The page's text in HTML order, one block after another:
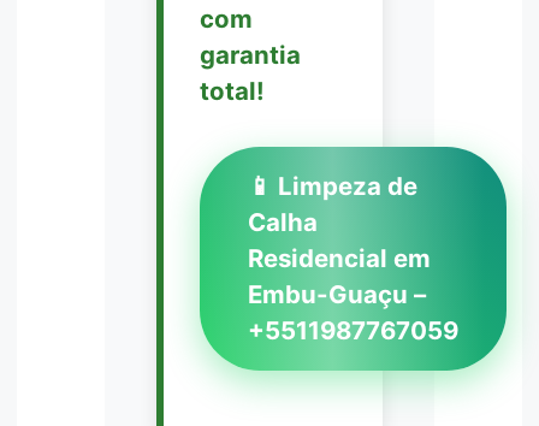
com
garantia
total!
📱 Limpeza de
Calha
Residencial em
Embu-Guaçu –
+5511987767059